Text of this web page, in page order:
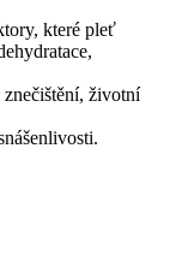
které pleť
životní